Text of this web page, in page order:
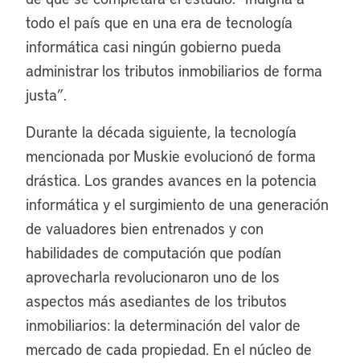
todo el país que en una era de tecnología
informática casi ningún gobierno pueda
administrar los tributos inmobiliarios de forma
justa”.
Durante la década siguiente, la tecnología
mencionada por Muskie evolucionó de forma
drástica. Los grandes avances en la potencia
informática y el surgimiento de una generación
de valuadores bien entrenados y con
habilidades de computación que podían
aprovecharla revolucionaron uno de los
aspectos más asediantes de los tributos
inmobiliarios: la determinación del valor de
mercado de cada propiedad. En el núcleo de